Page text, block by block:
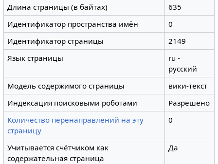
Длина страницы (в байтах)
635
Идентификатор пространства имён
0
Идентификатор страницы
2149
Язык страницы
ru -
русский
Модель содержимого страницы
вики-текст
Индексация поисковыми роботами
Разрешено
Количество перенаправлений на эту
страницу
0
Учитывается счётчиком как
содержательная страница
Да